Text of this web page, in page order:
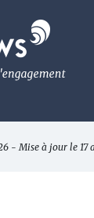
- Mise à jour le 17